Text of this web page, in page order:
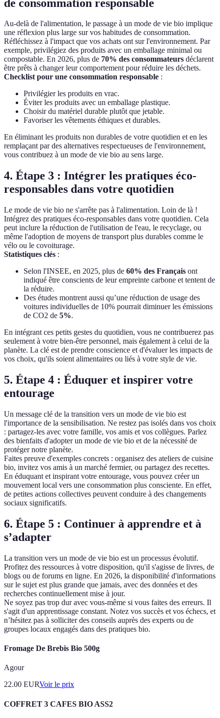
de consommation responsable
Au-delà de l'alimentation, le passage à un mode de vie bio implique
une réflexion plus large sur vos habitudes de consommation.
Réfléchissez à l'impact que vos achats ont sur l'environnement. Par
exemple, privilégiez des produits avec un emballage minimal ou
compostable. En 2026, plus de 70% des consommateurs déclarent
être prêts à changer leur comportement pour réduire les déchets.
Checklist pour une consommation responsable :
Privilégier les produits en vrac.
Éviter les produits avec un emballage plastique.
Choisir du matériel durable plutôt que jetable.
Favoriser les vêtements éthiques et durables.
En éliminant les produits non durables de votre quotidien et en les
remplaçant par des alternatives respectueuses de l'environnement,
vous contribuez à un mode de vie bio au sens large.
4. Étape 3 : Intégrer les pratiques éco-
responsables dans votre quotidien
Le mode de vie bio ne s'arrête pas à l'alimentation. Loin de là !
Intégrez des pratiques éco-responsables dans votre quotidien. Cela
peut inclure la réduction de l'utilisation de l'eau, le recyclage, ou
même l'adoption de moyens de transport plus durables comme le
vélo ou le covoiturage.
Statistiques clés :
Selon l'INSEE, en 2025, plus de 60% des Français ont
indiqué être conscients de leur empreinte carbone et tentent de
la réduire.
Des études montrent aussi qu’une réduction de usage des
voitures individuelles de 10% pourrait diminuer les émissions
de CO2 de 5%.
En intégrant ces petits gestes du quotidien, vous ne contribuerez pas
seulement à votre bien-être personnel, mais également à celui de la
planète. La clé est de prendre conscience et d'évaluer les impacts de
vos choix, qu'ils soient alimentaires ou liés à votre style de vie.
5. Étape 4 : Éduquer et inspirer votre
entourage
Un message clé de la transition vers un mode de vie bio est
l'importance de la sensibilisation. Ne restez pas isolés dans vos choix
: partagez-les avec votre famille, vos amis et vos collègues. Parlez
des bienfaits d'adopter un mode de vie bio et de la nécessité de
protéger notre planète.
Faites preuve d'exemples concrets : organisez des ateliers de cuisine
bio, invitez vos amis à un marché fermier, ou partagez des recettes.
En éduquant et inspirant votre entourage, vous pouvez créer un
mouvement local vers une consommation plus consciente. En effet,
de petites actions collectives peuvent conduire à des changements
sociaux significatifs.
6. Étape 5 : Continuer à apprendre et à
s’adapter
La transition vers un mode de vie bio est un processus évolutif.
Profitez des ressources à votre disposition, qu'il s'agisse de livres, de
blogs ou de forums en ligne. En 2026, la disponibilité d'informations
sur le sujet est plus grande que jamais, avec des données et des
recherches continuellement mise à jour.
Ne soyez pas trop dur avec vous-même si vous faites des erreurs. Il
s'agit d'un apprentissage constant. Notez vos succès et vos échecs, et
n’hésitez pas à solliciter des conseils auprès des experts ou de
groupes locaux engagés dans des pratiques bio.
Fromage De Brebis Bio 500g
Agour
22.00 EURVoir le prix
COFFRET 3 CAFES BIO ASS2